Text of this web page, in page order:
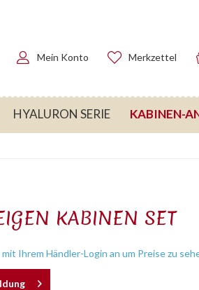
Merkzettel
Mein Konto
HYALURON SERIE KABINEN-
KABINEN SET
Ihrem Händler-Login an um Preise zu